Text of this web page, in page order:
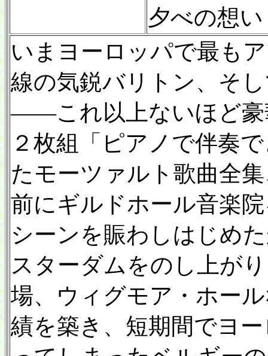
夕べの想い
いまヨーロッパで最も
線の気鋭バリトン、そ
——これ以上ないほど豪
２枚組「ピアノで伴奏
たモーツァルト歌曲全
前にギルドホール音楽
シーンを賑わしはじめ
スターダムをのし上が
場、ウィグモア・ホー
績を築き、短期間でヨ